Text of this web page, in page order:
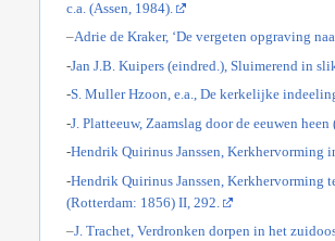
c.a. (Assen, 1984).
–Adrie de Kraker, ‘De vergeten opgraving
-Jan J.B. Kuipers (eindred.), Sluimerend in
-S. Muller Hzoon, e.a., De kerkelijke
-J. Platteeuw, Zaamslag door de eeuwen
-Hendrik Quirinus Janssen, Kerkhervorming
-Hendrik Quirinus Janssen, Kerkhervorming
(Rotterdam: 1856) II, 292.
–J. Trachet, Verdronken dorpen in het